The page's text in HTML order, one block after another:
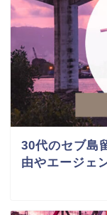
30代のセブ島
由やエージェ